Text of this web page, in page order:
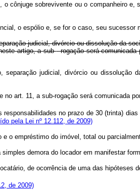
o cônjuge sobrevivente ou o companheiro
o espólio e, se for o caso, seu sucessor
judicial, divórcio ou dissolução da
artigo, a sub-rogação será comunicada
judicial, divórcio ou dissolução
art. 11, a sub-rogação será comunicada
no prazo de 30 (trinta)
pela Lei nº 12.112, de 2009)
o empréstimo do imóvel, total ou
demora do locador em manifestar
de ocorrência de uma das
de 2009)